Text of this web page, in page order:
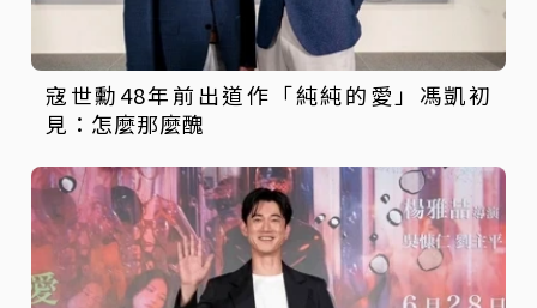
寇世勳48年前出道作「純純的愛」馮凱初
見：怎麼那麼醜